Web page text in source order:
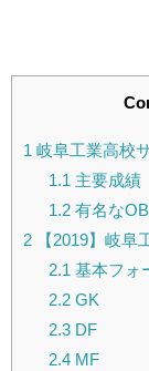
1 岐阜工業高校
1.1 主要成績
1.2有名な
2 【2019】岐阜
2.1 基本フォ
2.2GK
2.3DF
2.4MF